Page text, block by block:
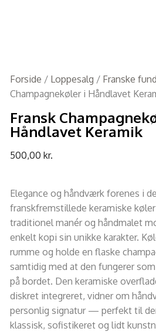
Forside / Loppesalg / Franske fund
Champagnekøler i Håndlavet
Fransk
Håndlavet Keramik
500,00 kr.
Elegance og håndværk forenes i
franskfremstillede keramiske
traditionel manér og håndmalet
enkelt kopi sin unikke karakter.
rumme og holde en flaske
samtidig med at den fungerer
på bordet. Den keramiske
diskret integreret, vidner om
personlig signatur — perfekt til
klassisk, sofistikeret og lidt